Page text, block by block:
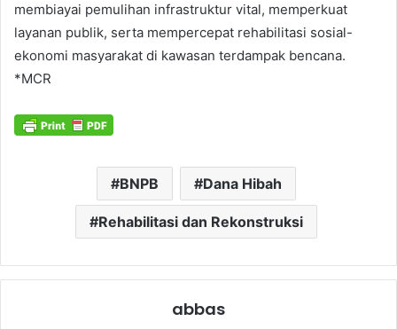
membiayai pemulihan infrastruktur vital, memperkuat
layanan publik, serta mempercepat rehabilitasi sosial-
ekonomi masyarakat di kawasan terdampak bencana.
*MCR
BNPB Dana Hibah
Rehabilitasi dan Rekonstruksi
abbas